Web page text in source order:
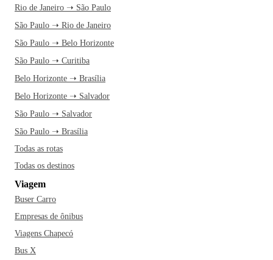
Rio de Janeiro ➝ São Paulo
São Paulo ➝ Rio de Janeiro
São Paulo ➝ Belo Horizonte
São Paulo ➝ Curitiba
Belo Horizonte ➝ Brasília
Belo Horizonte ➝ Salvador
São Paulo ➝ Salvador
São Paulo ➝ Brasília
Todas as rotas
Todas os destinos
Viagem
Buser Carro
Empresas de ônibus
Viagens Chapecó
Bus X